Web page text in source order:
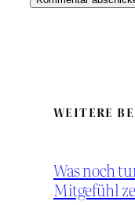
WEITERE
Was noch
Mitgefühl